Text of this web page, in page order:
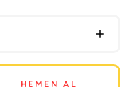
HEMEN AL